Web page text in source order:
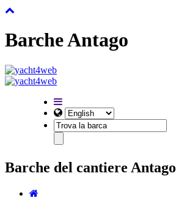
Barche Antago
Barche del cantiere Antago